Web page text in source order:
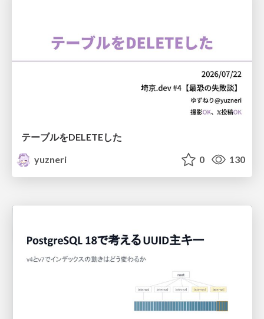
テーブルをDELETEした
yuzneri
0 130